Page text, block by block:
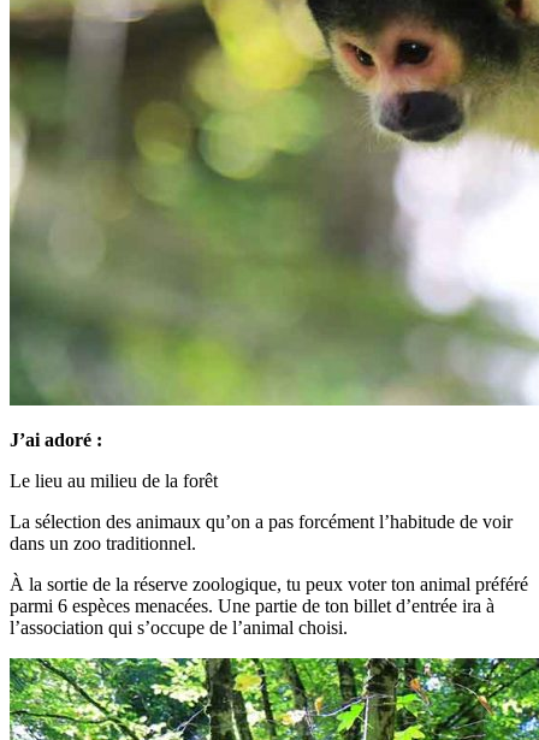
J’ai adoré :
Le lieu au milieu de la forêt
La sélection des animaux qu’on a pas forcément l’habitude de voir
dans un zoo traditionnel.
À la sortie de la réserve zoologique, tu peux voter ton animal préféré
parmi 6 espèces menacées. Une partie de ton billet d’entrée ira à
l’association qui s’occupe de l’animal choisi.